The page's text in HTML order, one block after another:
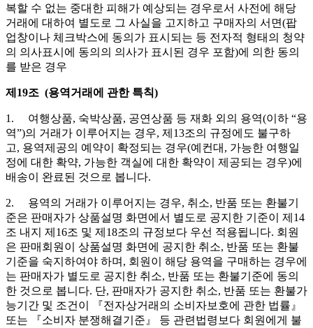
복할 수 없는 중대한 피해가 예상되는 경우로서 사전에 해당
거래에 대하여 별도로 그 사실을 고지하고 구매자의 서면(팝
업창이나 체크박스에 동의가 표시되는 등 전자적 형태의 청약
의 의사표시에 동의의 의사가 표시된 경우 포함)에 의한 동의
를 받은 경우
제19조 (용역거래에 관한 특칙)
1. 여행상품, 숙박상품, 공연상품 등 재화 외의 용역(이하 “용
역”)의 거래가 이루어지는 경우, 제13조의 규정에도 불구하
고, 용역제공의 예약이 확정되는 경우(예컨대, 가능한 여행일
정에 대한 확약, 가능한 객실에 대한 확약이 제공되는 경우)에
배송이 완료된 것으로 봅니다.
2. 용역의 거래가 이루어지는 경우, 취소, 반품 또는 환불기
준은 판매자가 상품설명 화면에서 별도로 공지한 기준이 제14
조 내지 제16조 및 제18조의 규정보다 우선 적용됩니다. 회원
은 판매회원이 상품설명 화면에 공지한 취소, 반품 또는 환불
기준을 숙지하여야 하며, 회원이 해당 용역을 구매하는 경우에
는 판매자가 별도로 공지한 취소, 반품 또는 환불기준에 동의
한 것으로 봅니다. 단, 판매자가 공지한 취소, 반품 또는 환불가
능기간 및 조건이 『전자상거래의 소비자보호에 관한 법률』
또는 『소비자 분쟁해결기준』 등 관련법령보다 회원에게 불